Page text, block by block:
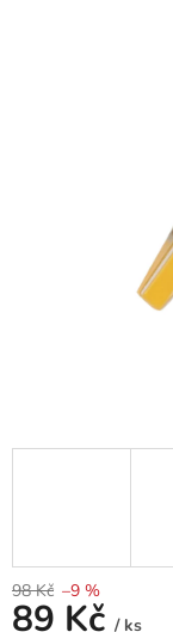
98 Kč –9 %
89 Kč / ks